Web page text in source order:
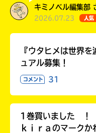
キミノベル編集部
2026.07.23 人気
『ウタヒメは世界
ュアル募集！
コメント 31
1巻買いました ！
ｋｉｒａのマークか